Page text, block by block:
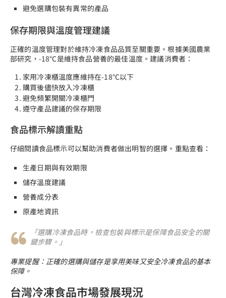
避免選購包裝有異常的產品
保存期限與溫度管理建議
正確的溫度管理對於維持冷凍食品品質至關重要。根據美國農業
部研究，-18℃是維持食品營養的最佳溫度。建議消費者：
家用冷凍櫃溫度應維持在-18℃以下
購買後儘快放入冷凍櫃
避免頻繁開關冷凍櫃門
遵守產品建議的保存期限
食品標示解讀重點
仔細閱讀食品標示可以幫助消費者做出明智的選擇。重點查看：
生產日期與有效期限
儲存溫度建議
營養成分表
原產地資訊
「選購冷凍食品時，檢查包裝與標示是保障食品安全的關
鍵步驟。」
專業提醒：正確的選購與儲存是享用美味又安全冷凍食品的基本
保障。
台灣冷凍食品市場發展現況